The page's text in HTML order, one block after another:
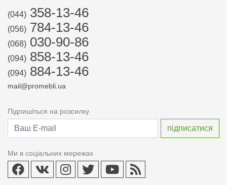
(044) 358-13-46
(056) 784-13-46
(068) 030-90-86
(094) 858-13-46
(094) 884-13-46
mail@promebli.ua
Підпишіться на розсилку
Ми в соціальних мережах